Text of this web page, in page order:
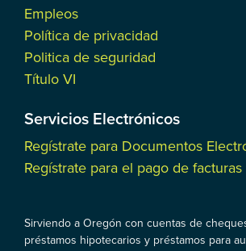
Empleos
Política de privacidad
Politica de seguridad
Título VI
Servicios Electrónicos
Regístrate para Documentos
Regístrate para el pago de
Sirviendo a Oregón con cuentas de
préstamos hipotecarios y préstamos para